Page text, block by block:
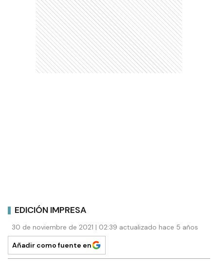
EDICIÓN IMPRESA
30 de noviembre de 2021 | 02:39 actualizado hace 5 años
Añadir como fuente en